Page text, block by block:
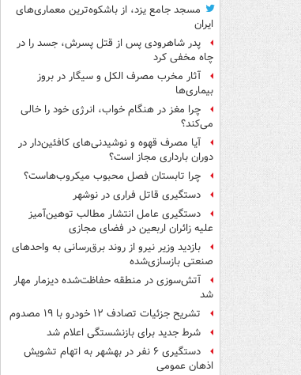
مسجد جامع یزد، از باشکوه‌ترین معماری‌های
ایران
پدر شاهرودی پس از قتل پسرش، جسد را در
چاه مخفی کرد
آثار مخرب مصرف الکل و سیگار در بروز
بیماری‌ها
چرا مغز در هنگام خواب، انرژی خود را خالی
می‌کند؟
آیا مصرف قهوه و نوشیدنی‌های کافئین‌دار در
دوران بارداری مجاز است؟
چرا تابستان فصل محبوب میکروب‌هاست؟
دستگیری قاتل فراری در نوشهر
دستگیری عامل انتشار مطالب توهین‌آمیز
علیه زائران اربعین در فضای مجازی
بازدید وزیر نیرو از روند برق‌رسانی به واحدهای
صنعتی بازسازی‌شده
آتش‌سوزی در منطقه حفاظت‌شده دیزمار مهار
شد
تشریح جزئیات تصادف ۱۲ خودرو با ۱۹ مصدوم
شرط جدید برای بازنشستگی اعلام شد
دستگیری ۶ نفر در بهشهر به اتهام تشویش
اذهان عمومی